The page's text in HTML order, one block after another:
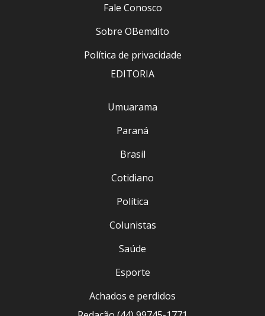
Fale Conosco
Sobre OBemdito
Política de privacidade
EDITORIA
Umuarama
Paraná
Brasil
Cotidiano
Política
Colunistas
Saúde
Esporte
Achados e perdidos